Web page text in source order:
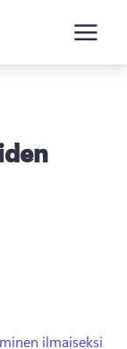
ilmaiseksi